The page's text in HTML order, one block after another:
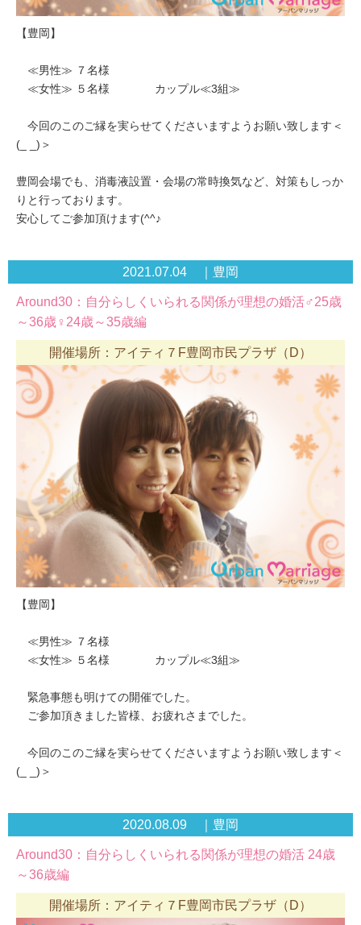
【豊岡】
≪男性≫ ７名様
≪女性≫ ５名様 カップル≪3組≫
今回のこのご縁を実らせてくださいますようお願い致します＜
(_ _)＞
豊岡会場でも、消毒液設置・会場の常時換気など、対策もしっか
りと行っております。
安心してご参加頂けます(^^♪
2021.07.04 ｜豊岡
Around30：自分らしくいられる関係が理想の婚活♂25歳
～36歳♀24歳～35歳編
開催場所：アイティ７F豊岡市民プラザ（D）
【豊岡】
≪男性≫ ７名様
≪女性≫ ５名様 カップル≪3組≫
緊急事態も明けての開催でした。
ご参加頂きました皆様、お疲れさまでした。
今回のこのご縁を実らせてくださいますようお願い致します＜
(_ _)＞
2020.08.09 ｜豊岡
Around30：自分らしくいられる関係が理想の婚活 24歳
～36歳編
開催場所：アイティ７F豊岡市民プラザ（D）